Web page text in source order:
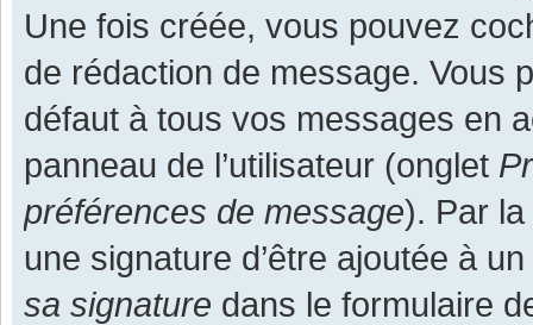
Une fois créée, vous pouvez
de rédaction de message. Vous
défaut à tous vos messages en
panneau de l’utilisateur (onglet
préférences de message). Par
une signature d’être ajoutée à
sa signature dans le formulaire